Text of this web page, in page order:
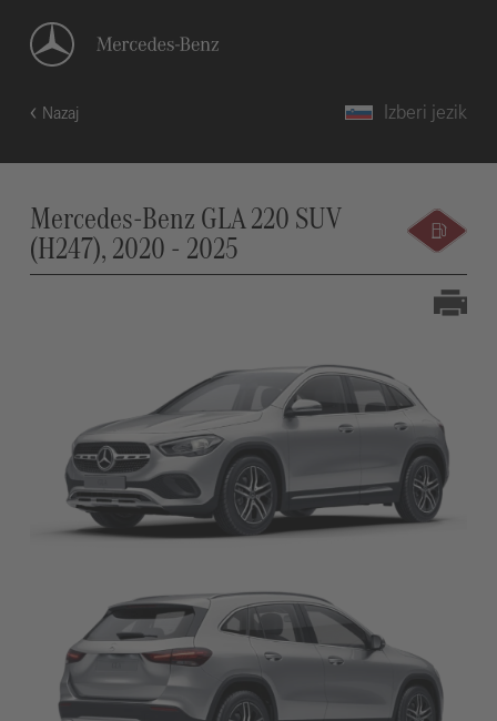
Nazaj Izberi jezik
Mercedes-Benz GLA 220 SUV
(H247), 2020 - 2025